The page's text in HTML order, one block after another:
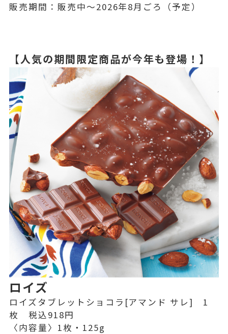
販売期間：販売中～2026年8月ごろ（予定）
【人気の期間限定商品が今年も登場！】
ロイズ
ロイズタブレットショコラ[アマンド サレ] 1
枚 税込918円
〈内容量〉1枚・125g